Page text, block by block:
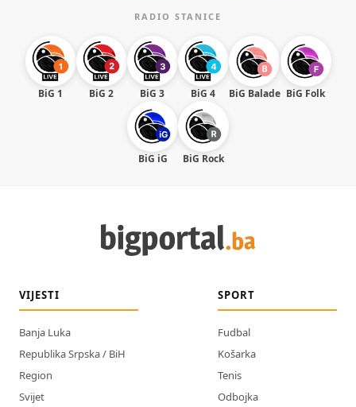
RADIO STANICE
BiG 1 BiG 2 BiG 3 BiG 4 BiG Balade BiG Folk
BiG iG BiG Rock
VIJESTI
Banja Luka
Republika Srpska / BiH
Region
Svijet
SPORT
Fudbal
Košarka
Tenis
Odbojka